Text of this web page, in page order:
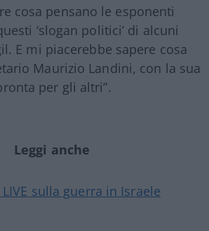
cosa pensano le esponenti
‘slogan politici’ di alcuni
E mi piacerebbe sapere cosa
Maurizio Landini, con la sua
per gli altri”.
Leggi anche
sulla guerra in Israele